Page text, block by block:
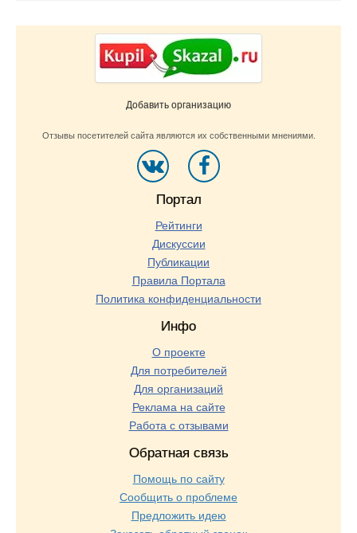
Добавить организацию
Отзывы посетителей сайта являются их собственными мнениями.
Портал
Рейтинги
Дискуссии
Публикации
Правила Портала
Политика конфиденциальности
Инфо
О проекте
Для потребителей
Для организаций
Реклама на сайте
Работа с отзывами
Обратная связь
Помощь по сайту
Сообщить о проблеме
Предложить идею